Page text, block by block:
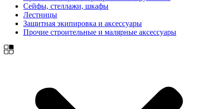
Сейфы, стеллажи, шкафы
Лестницы
Защитная экипировка и аксессуары
Прочие строительные и малярные аксессуары